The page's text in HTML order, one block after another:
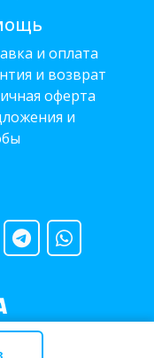
и оплата
и возврат
оферта
и